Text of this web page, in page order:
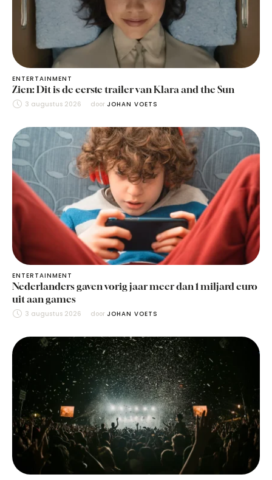
ENTERTAINMENT
Zien: Dit is de eerste trailer van Klara and the Sun
3 augustus 2026 door JOHAN VOETS
ENTERTAINMENT
Nederlanders gaven vorig jaar meer dan 1 miljard euro
uit aan games
3 augustus 2026 door JOHAN VOETS